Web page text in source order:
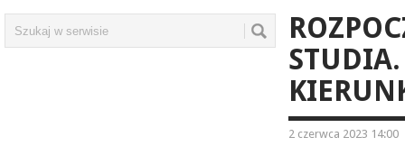
2 czerwca 2023 14:00